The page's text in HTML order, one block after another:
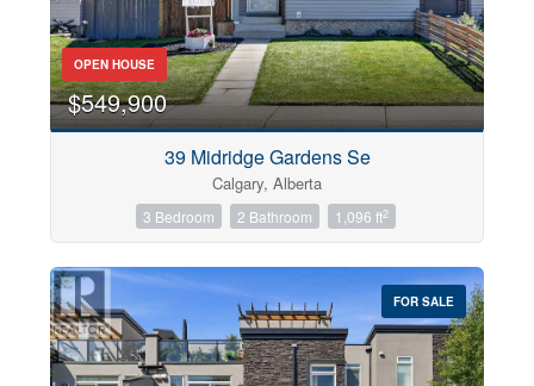
Postal Code
Keyword
Condominium
Pool
Open House
Search
OPEN HOUSE
$549,900
39 Midridge Gardens Se
Calgary, Alberta
3 Bedroom 2 Bathroom 1,096 ft2
FOR SALE